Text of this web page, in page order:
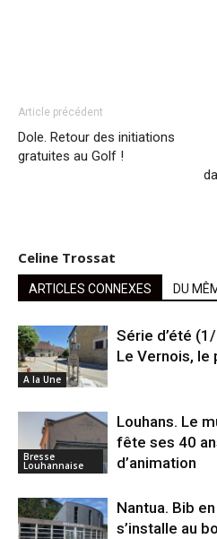
Article précédent
Dole. Retour des initiations
gratuites au Golf !
Celine Trossat
ARTICLES CONNEXES DU
A la Une
Série d’été
Le Vernois, le
Bresse
Louhannaise
Louhans. Le
fête ses 40
d’animation
Nantua. Bib
s’installe au